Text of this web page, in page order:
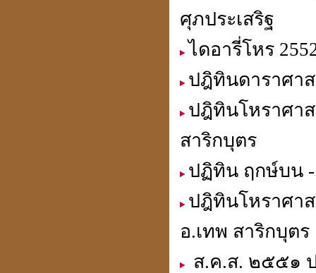
ศุภประเสริฐ
ไดอารี่โหร
ปฎิทินดาราศาส
ปฎิทินโหราศา
สาริกบุตร
ปฏิทิน ฤกษ์บน
ปฎิทินโหราศา
อ.เทพ สาริกบุตร
ส.ค.ส. ๒๕๕๑